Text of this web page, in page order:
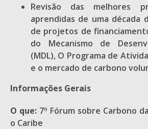
Revisão das melhores
aprendidas de uma década
de projetos de
do Mecanismo de
(MDL), O Programa de
e o mercado de carbono
Informações Gerais
O que: 7º Fórum sobre Carbono
o Caribe